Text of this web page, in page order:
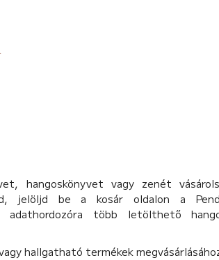
hangoskönyvet vagy zenét
jelöljd be a kosár oldalon a
adathordozóra több letölthető
hallgatható termékek